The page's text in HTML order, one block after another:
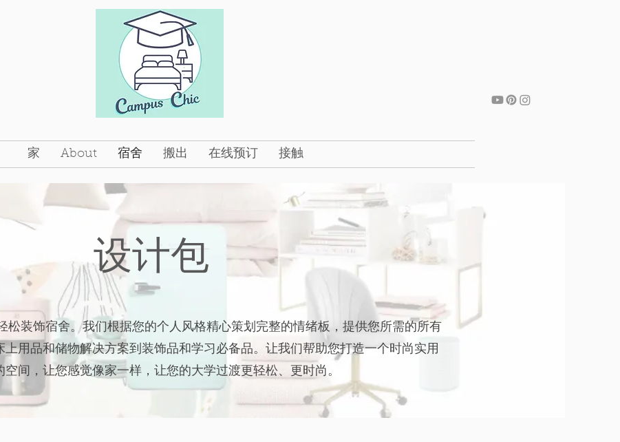
家 About 宿舍 搬出 在线预订 接触
设计包
松装饰宿舍。我们根据您的个人风格精心策划完整的情绪板，提供您所需的所有
用品和储物解决方案到装饰品和学习必备品。让我们帮助您打造一个时尚实用
空间，让您感觉像家一样，让您的大学过渡更轻松、更时尚。